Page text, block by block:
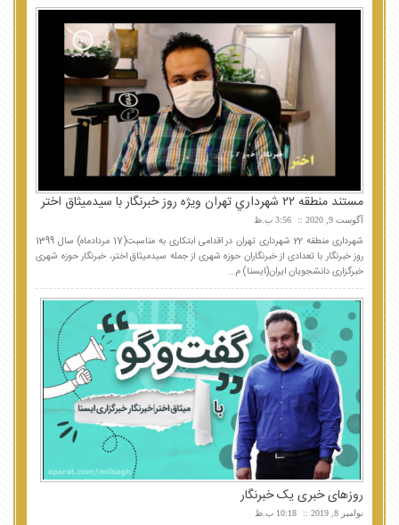
مستند منطقه ٢٢ شهرداري تهران ويژه روز خبرنگار با سيدميثاق اختر
آگوست 9, 2020 3:56 ب.ظ
شهرداری منطقه 22 شهرداری تهران در اقدامی ابتکاری به مناسبت(17 مردادماه) سال 1399
روز خبرنگار با تعدادی از خبرنگاران حوزه شهری از جمله سیدمیثاق اختر، خبرنگار حوزه شهری
خبرگزاری دانشجویان ایران(ایسنا) م...
روزهای خبری یک خبرنگار
نوامبر 8, 2019 10:18 ب.ظ